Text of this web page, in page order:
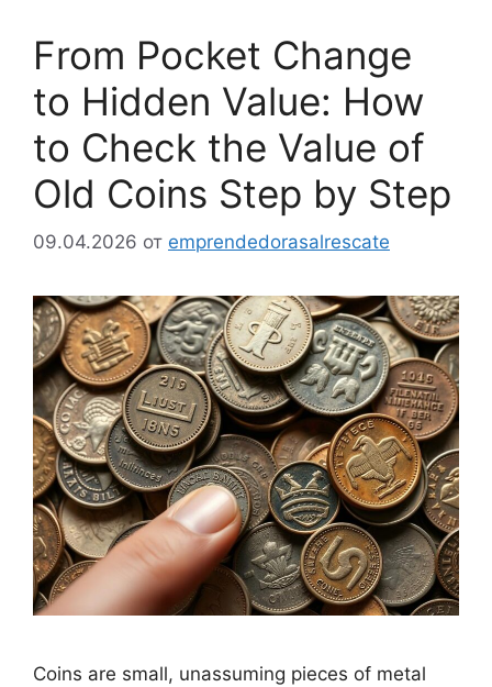
From Pocket Change
to Hidden Value: How
to Check the Value of
Old Coins Step by Step
09.04.2026 от emprendedorasalrescate
Coins are small, unassuming pieces of metal